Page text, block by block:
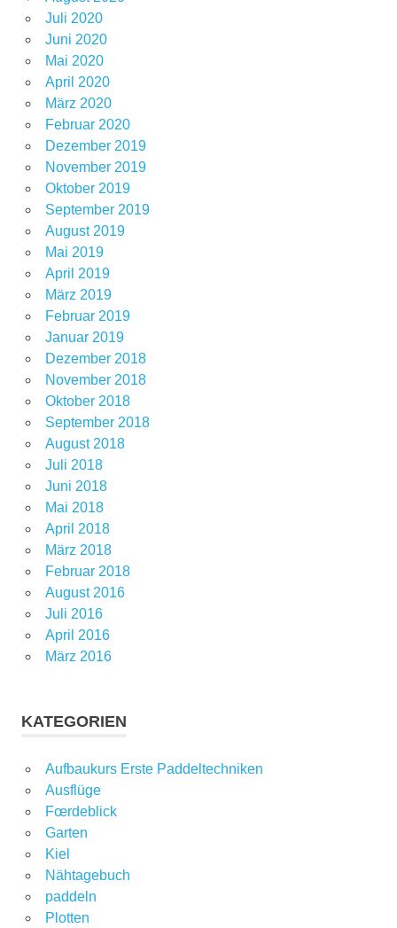
Juli 2020
Juni 2020
Mai 2020
April 2020
März 2020
Februar 2020
Dezember 2019
November 2019
Oktober 2019
September 2019
August 2019
Mai 2019
April 2019
März 2019
Februar 2019
Januar 2019
Dezember 2018
November 2018
Oktober 2018
September 2018
August 2018
Juli 2018
Juni 2018
Mai 2018
April 2018
März 2018
Februar 2018
August 2016
Juli 2016
April 2016
März 2016
KATEGORIEN
Aufbaukurs Erste Paddeltechniken
Ausflüge
Fœrdeblick
Garten
Kiel
Nähtagebuch
paddeln
Plotten